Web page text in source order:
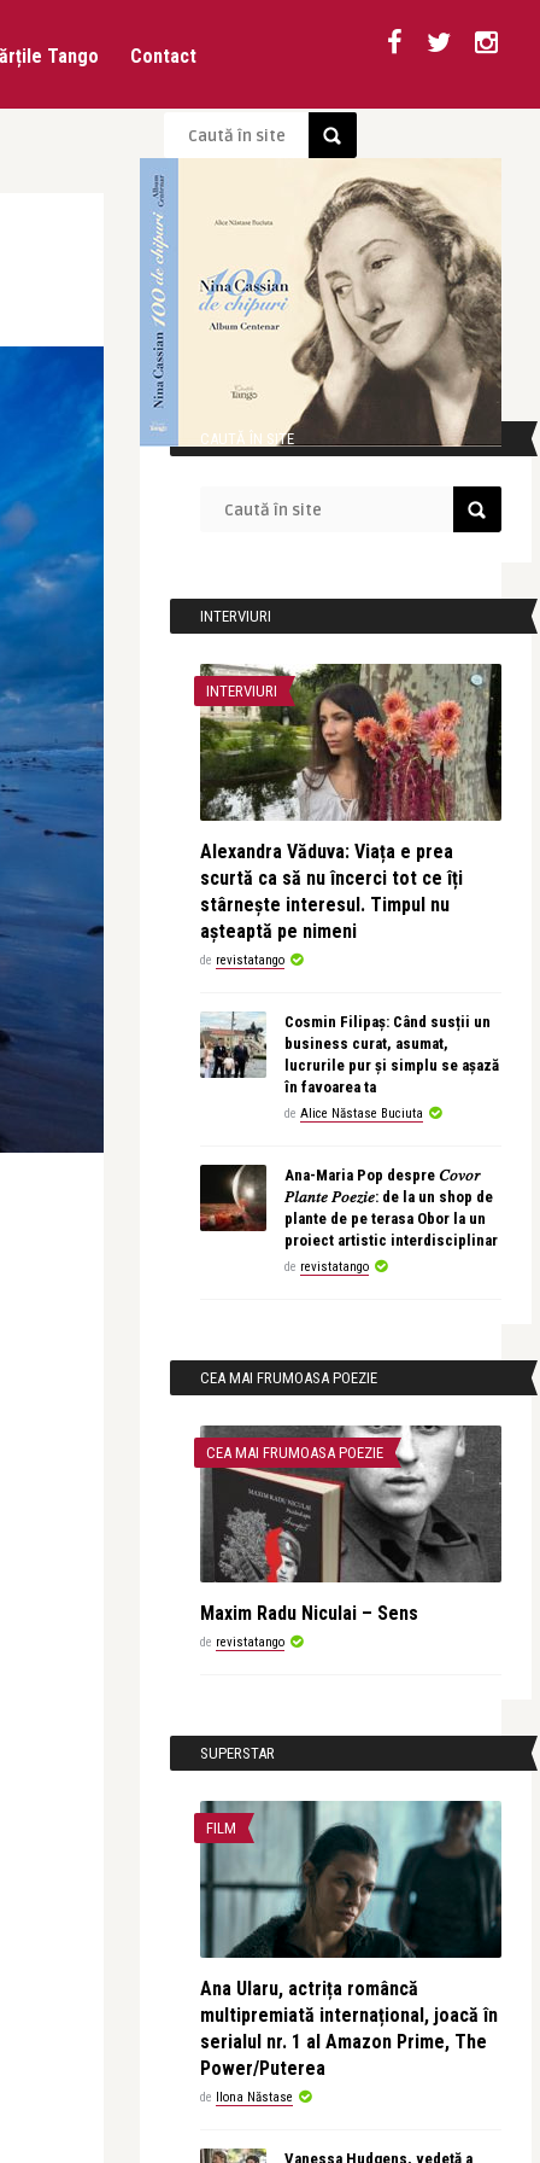
Tango Contact
CAUTĂ ÎN SITE
INTERVIURI
INTERVIURI
Alexandra Văduva: Viața e prea
scurtă ca să nu încerci tot ce îți
stârnește interesul. Timpul nu
așteaptă pe nimeni
de revistatango
Cosmin Filipaș: Când susții un
business curat, asumat,
lucrurile pur și simplu se așază
în favoarea ta
de Alice Năstase Buciuta
Ana-Maria Pop despre 𝐶𝑜𝑣𝑜𝑟
𝑃𝑙𝑎𝑛𝑡𝑒 𝑃𝑜𝑒𝑧𝑖𝑒: de la un shop de
plante de pe terasa Obor la un
proiect artistic interdisciplinar
de revistatango
CEA MAI FRUMOASA POEZIE
CEA MAI FRUMOASA POEZIE
Maxim Radu Niculai – Sens
de revistatango
SUPERSTAR
FILM
Ana Ularu, actrița româncă
multipremiată internațional, joacă în
serialul nr. 1 al Amazon Prime, The
Power/Puterea
de Ilona Năstase
Vanessa Hudgens, vedetă a